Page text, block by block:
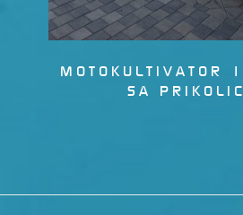
MOTOKULTIVATOR
SA